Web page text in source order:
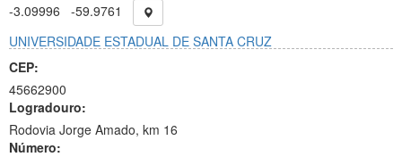
-3.09996
-59.9761
UNIVERSIDADE ESTADUAL DE SANTA CRUZ
CEP:
45662900
Logradouro:
Rodovia Jorge Amado, km 16
Número: